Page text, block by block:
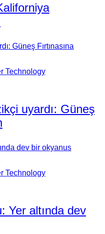
Technology
uyardı: Güneş
Technology
Yer altında dev